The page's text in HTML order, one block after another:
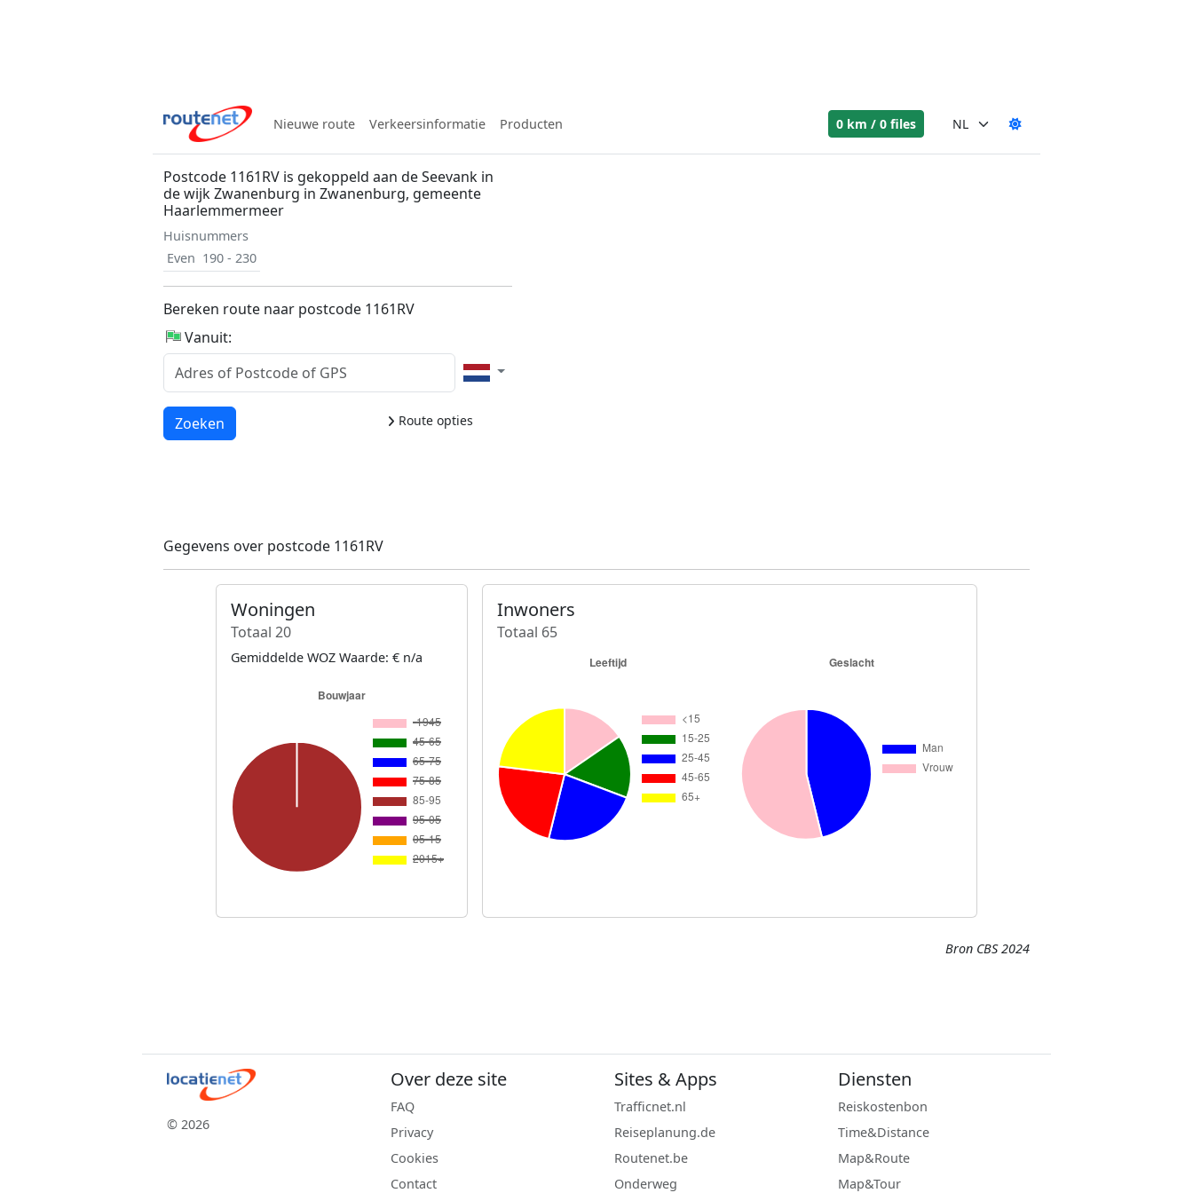
Nieuwe route Verkeersinformatie Producten 0 km / 0 files
Postcode 1161RV is gekoppeld aan de Seevank in
de wijk Zwanenburg in Zwanenburg, gemeente
Haarlemmermeer
Huisnummers
Even 190 - 230
Bereken route naar postcode 1161RV
Vanuit:
Route opties
Laden...
Zoeken
Gegevens over postcode 1161RV
Woningen
Totaal 20
Gemiddelde WOZ Waarde: € n/a
Inwoners
Totaal 65
Bron CBS 2024
© 2026
Over deze site
FAQ
Privacy
Cookies
Contact
Sites & Apps
Trafficnet.nl
Reiseplanung.de
Routenet.be
Onderweg
Diensten
Reiskostenbon
Time&Distance
Map&Route
Map&Tour